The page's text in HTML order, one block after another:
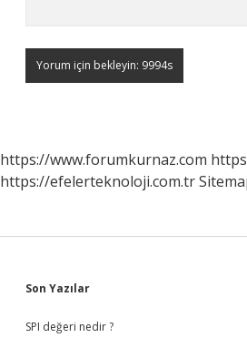
https://www.forumkurnaz.com
https://efelerteknoloji.com.tr
Sidebar
Son Yazılar
SPI değeri nedir ?